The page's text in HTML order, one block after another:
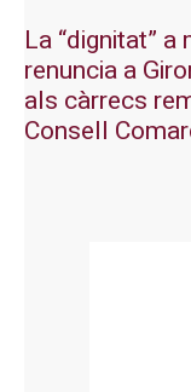
La “dignitat”
renuncia a
als càrrecs
Consell